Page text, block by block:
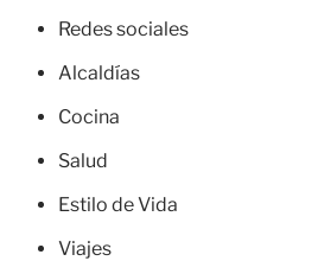
Redes sociales
Alcaldías
Cocina
Salud
Estilo de Vida
Viajes